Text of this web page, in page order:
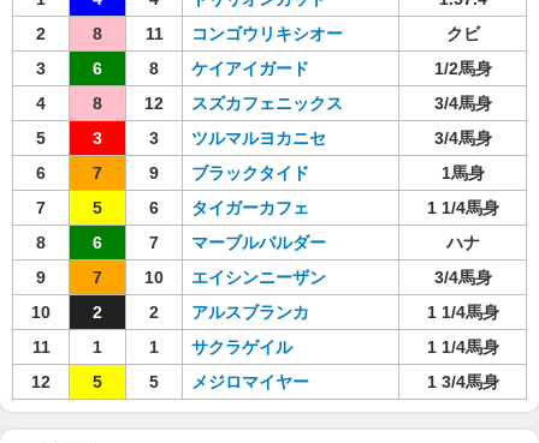
2
8 11 コンゴウリキシオー
クビ
3
6 8 ケイアイガード
1/2馬身
4
8 12 スズカフェニックス
3/4馬身
5
3 3 ツルマルヨカニセ
3/4馬身
6
7 9 ブラックタイド
1馬身
7
5 6 タイガーカフェ
1 1/4馬身
8
6 7 マーブルバルダー
ハナ
9
7 10 エイシンニーザン
3/4馬身
10
2 2 アルスブランカ
1 1/4馬身
11
1 1 サクラゲイル
1 1/4馬身
12
5 5 メジロマイヤー 1 3/4馬身